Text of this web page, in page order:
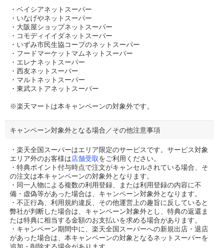
・ベイシアネットスーパー
・いなげやネットスーパー
・大阪屋ショップネットスーパー
・コモディイイダネットスーパー
・いずみ市民生協コープのネットスーパー
・フードマーケットマムネットスーパー
・エレナネットスーパー
・西友ネットスーパー
・マルトネットスーパー
・東武ストアネットスーパー
※楽天マートは本キャンペーンの対象外です。
キャンペーン対象外となる場合／その他注意事項
・楽天全国スーパーはエリア限定のサービスです。サービス対象
エリア外のお客様は店舗受取をご利用ください。
・特典ポイント付与時点で注文がキャンセルされている場合、そ
の注文は本キャンペーンの対象外となります。
・同一人物による複数の利用登録、または利用登録の内容に不
備・虚偽等があった場合は、キャンペーン対象外となります。
・不正行為、利用規約違反、その他運営上の趣旨に反していると
弊社が判断した場合は、キャンペーン対象外とし、特典の返還ま
たは特典に相当する金額のお支払いを求める場合があります。
・キャンペーン期間中に、楽天全国スーパーへの新規出店・退店
があった場合は、本キャンペーンの対象となるネットスーパーを